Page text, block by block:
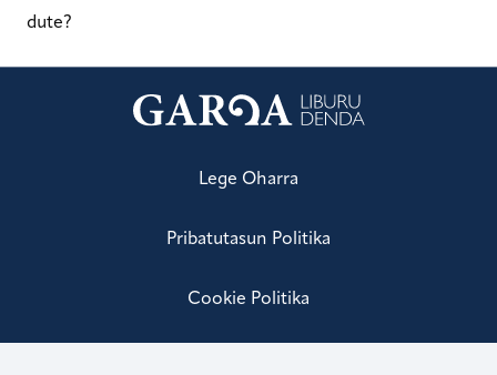
dute?
Lege Oharra
Pribatutasun Politika
Cookie Politika